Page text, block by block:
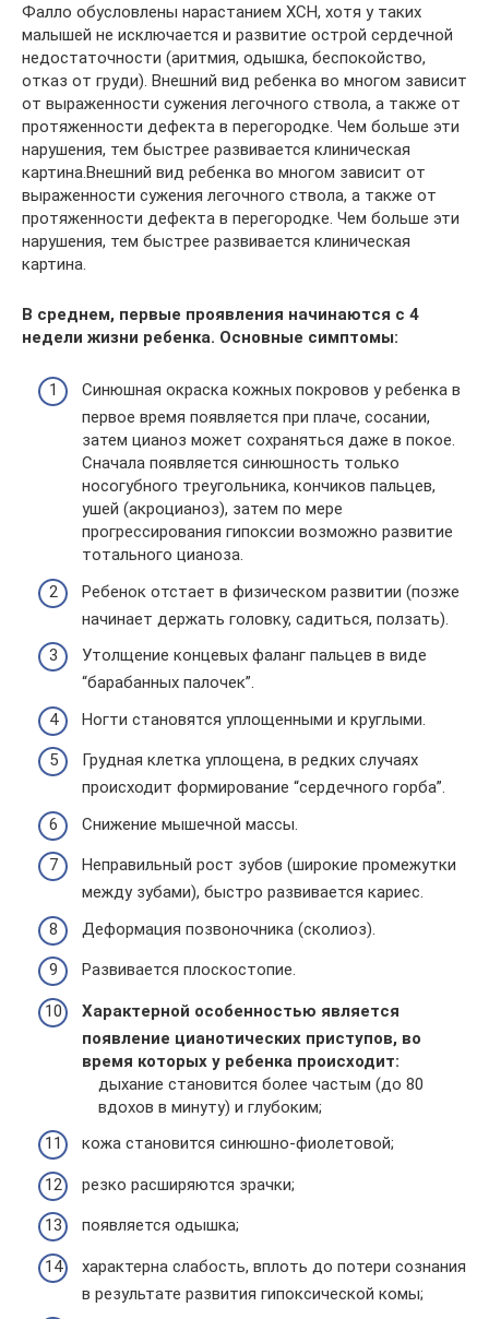
Фалло обусловлены нарастанием ХСН, хотя у таких
малышей не исключается и развитие острой сердечной
недостаточности (аритмия, одышка, беспокойство,
отказ от груди). Внешний вид ребенка во многом зависит
от выраженности сужения легочного ствола, а также от
протяженности дефекта в перегородке. Чем больше эти
нарушения, тем быстрее развивается клиническая
картина.Внешний вид ребенка во многом зависит от
выраженности сужения легочного ствола, а также от
протяженности дефекта в перегородке. Чем больше эти
нарушения, тем быстрее развивается клиническая
картина.
В среднем, первые проявления начинаются с 4
недели жизни ребенка. Основные симптомы:
Синюшная окраска кожных покровов у ребенка в
первое время появляется при плаче, сосании,
затем цианоз может сохраняться даже в покое.
Сначала появляется синюшность только
носогубного треугольника, кончиков пальцев,
ушей (акроцианоз), затем по мере
прогрессирования гипоксии возможно развитие
тотального цианоза.
Ребенок отстает в физическом развитии (позже
начинает держать головку, садиться, ползать).
Утолщение концевых фаланг пальцев в виде
“барабанных палочек”.
Ногти становятся уплощенными и круглыми.
Грудная клетка уплощена, в редких случаях
происходит формирование “сердечного горба”.
Снижение мышечной массы.
Неправильный рост зубов (широкие промежутки
между зубами), быстро развивается кариес.
Деформация позвоночника (сколиоз).
Развивается плоскостопие.
Характерной особенностью является
появление цианотических приступов, во
время которых у ребенка происходит:
дыхание становится более частым (до 80
вдохов в минуту) и глубоким;
кожа становится синюшно-фиолетовой;
резко расширяются зрачки;
появляется одышка;
характерна слабость, вплоть до потери сознания
в результате развития гипоксической комы;